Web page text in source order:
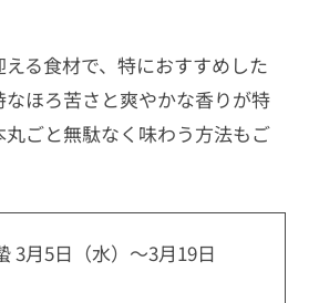
る食材で、特におすすめした
ほろ苦さと爽やかな香りが特
ごと無駄なく味わう方法もご
3月5日（水）～3月19日